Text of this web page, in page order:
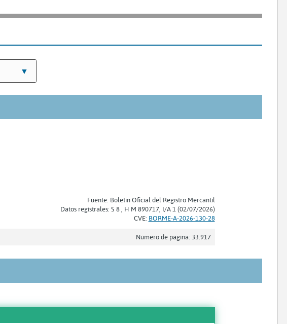
Fuente: Boletín Oficial del Registro Mercantil
Datos registrales: S 8 , H M 890717, I/A 1 (02/07/2026)
CVE: BORME-A-2026-130-28
Número de página: 33.917